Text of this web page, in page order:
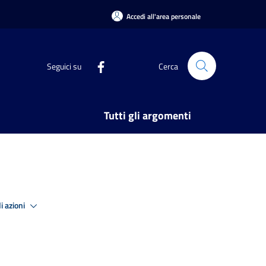
Accedi all'area personale
Seguici su Cerca
Tutti gli argomenti
azioni